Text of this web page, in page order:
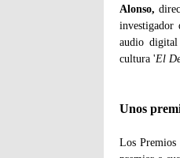
Alonso,
investigador
audio digital
cultura 'El
Unos
Los